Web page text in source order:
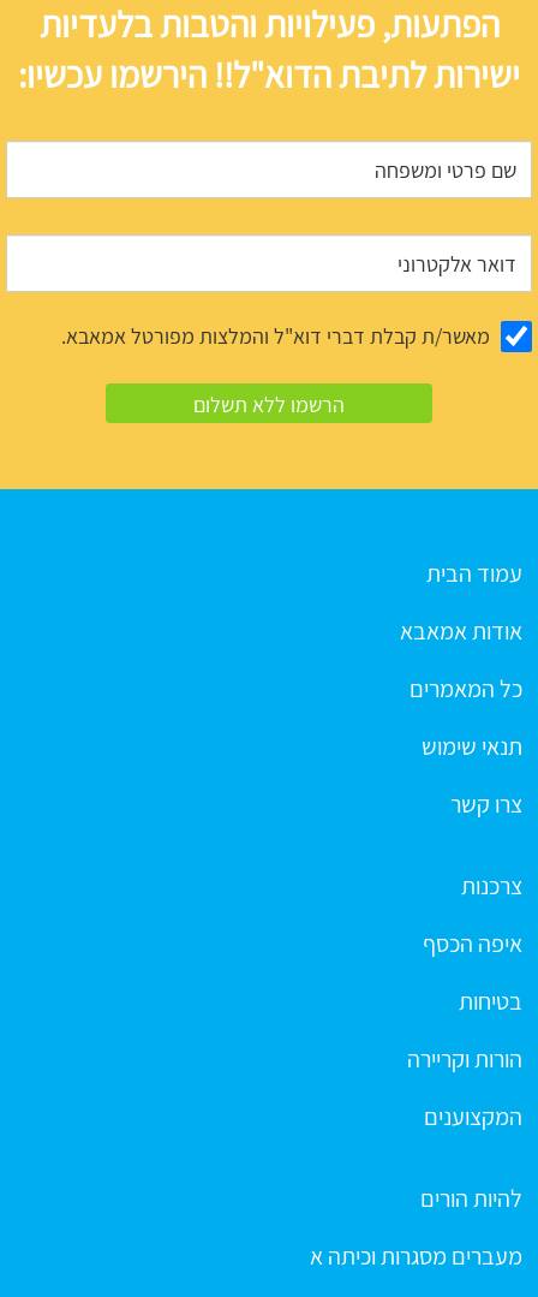
הפתעות, פעילויות והטבות בלעדיות
ישירות לתיבת הדוא"ל!! הירשמו עכשיו:
מאשר/ת קבלת דברי דוא"ל והמלצות מפורטל אמאבא.
עמוד הבית
אודות אמאבא
כל המאמרים
תנאי שימוש
צרו קשר
צרכנות
איפה הכסף
בטיחות
הורות וקריירה
המקצוענים
להיות הורים
מעברים מסגרות וכיתה א